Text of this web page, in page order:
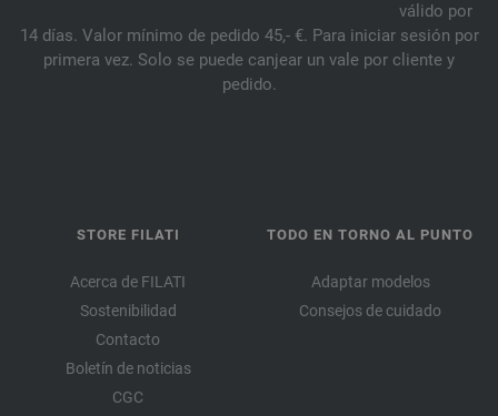
válido por
14 días. Valor mínimo de pedido 45,- €. Para iniciar sesión por
primera vez. Solo se puede canjear un vale por cliente y
pedido.
STORE FILATI
Acerca de FILATI
Sostenibilidad
Contacto
Boletín de noticias
CGC
TODO EN TORNO AL PUNTO
Adaptar modelos
Consejos de cuidado